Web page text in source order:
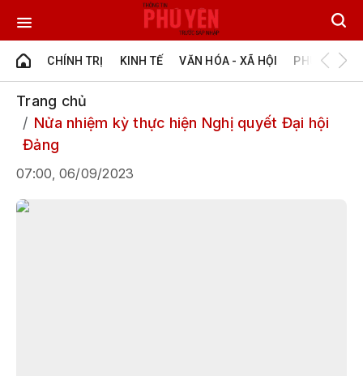
CHÍNH TRỊ KINH TẾ VĂN HÓA - XÃ HỘI PHÚ YÊN -
Trang chủ
Nửa nhiệm kỳ thực hiện Nghị quyết Đại hội
Đảng
07:00, 06/09/2023